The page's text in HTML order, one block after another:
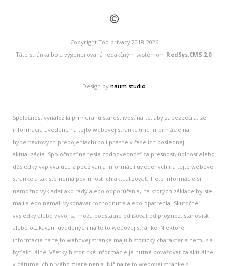
©
Copyright Top privacy 2018-2026
Táto stránka bola vygenerovaná redakčným systémom RedSys.CMS 2.0.
Design by naum.studio
Spoločnosť vynaložila primeranú starostlivosť na to, aby zabezpečila, že
informácie uvedené na tejto webovej stránke (nie informácie na
hypertextových prepojeniach) boli presné v čase ich poslednej
aktualizácie. Spoločnosť nenesie zodpovednosť za presnosť, úplnosť alebo
dôsledky vyplývajúce z používania informácií uvedených na tejto webovej
stránke a takisto nemá povinnosť ich aktualizovať. Tieto informácie si
nemožno vykladať ako rady alebo odporúčania, na ktorých základe by ste
mali alebo nemali vykonávať rozhodnutia alebo opatrenia. Skutočné
výsledky alebo vývoj sa môžu podstatne odlišovať od prognóz, stanovísk
alebo očakávaní uvedených na tejto webovej stránke. Niektoré
informácie na tejto webovej stránke majú historický charakter a nemusia
byť aktuálne. Všetky historické informácie je nutné považovať za aktuálne
v dátume ich prvého zverejnenia. Nič na tejto webovej stránke si